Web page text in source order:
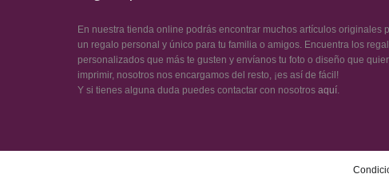
En nuestra tienda online podrás encontrar muchos artículos originales
un regalo personal y único para tu familia o amigos. Encuentra los
personalizados que más te gusten y envíanos tu foto o diseño que
imprimir, nosotros nos encargamos del resto, ¡es así de fácil!
Y si tienes alguna duda puedes contactar con nosotros aquí.